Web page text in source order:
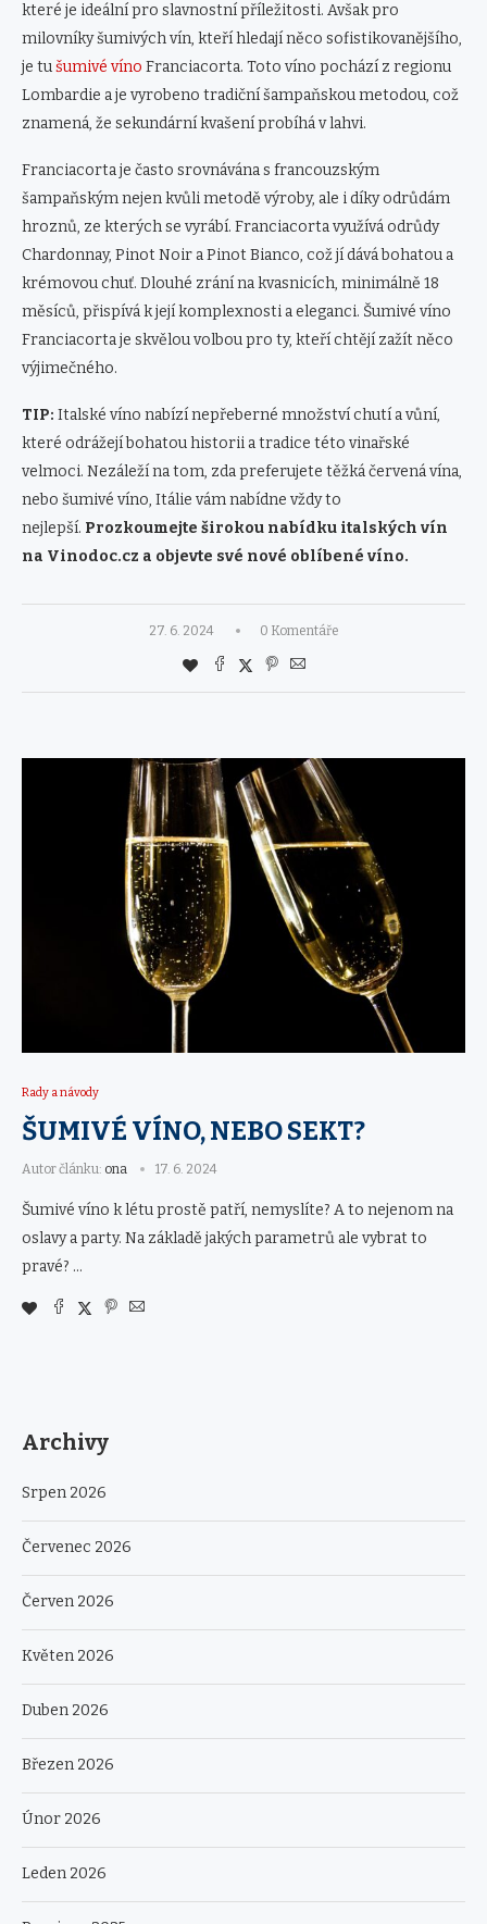
které je ideální pro slavnostní příležitosti. Avšak pro
milovníky šumivých vín, kteří hledají něco sofistikovanějšího,
je tušumivé víno Franciacorta. Toto víno pochází z regionu
Lombardie a je vyrobeno tradiční šampaňskou metodou, což
znamená, že sekundární kvašení probíhá v lahvi.
Franciacorta je často srovnávána s francouzským
šampaňským nejen kvůli metodě výroby, ale i díky odrůdám
hroznů, ze kterých se vyrábí. Franciacorta využívá odrůdy
Chardonnay, Pinot Noir a Pinot Bianco, což jí dává bohatou a
krémovou chuť. Dlouhé zrání na kvasnicích, minimálně 18
měsíců, přispívá k její komplexnosti a eleganci. Šumivé víno
Franciacorta je skvělou volbou pro ty, kteří chtějí zažít něco
výjimečného.
TIP: Italské víno nabízí nepřeberné množství chutí a vůní,
které odrážejí bohatou historii a tradice této vinařské
velmoci. Nezáleží na tom, zda preferujete těžká červená vína,
nebo šumivé víno, Itálie vám nabídne vždy to
nejlepší. Prozkoumejte širokou nabídku italských vín
na Vinodoc.cz a objevte své nové oblíbené víno.
27. 6. 2024 0 Komentáře
Rady a návody
ŠUMIVÉ VÍNO, NEBO SEKT?
Autor článku: ona 17. 6. 2024
Šumivé víno k létu prostě patří, nemyslíte? A to nejenom na
oslavy a party. Na základě jakých parametrů ale vybrat to
pravé? …
Archivy
Srpen 2026
Červenec 2026
Červen 2026
Květen 2026
Duben 2026
Březen 2026
Únor 2026
Leden 2026